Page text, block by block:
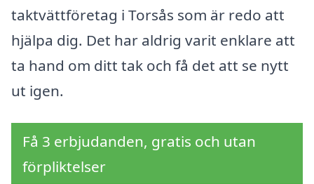
taktvättföretag i Torsås som är redo att
hjälpa dig. Det har aldrig varit enklare att
ta hand om ditt tak och få det att se nytt
ut igen.
Få 3 erbjudanden, gratis och utan
förpliktelser